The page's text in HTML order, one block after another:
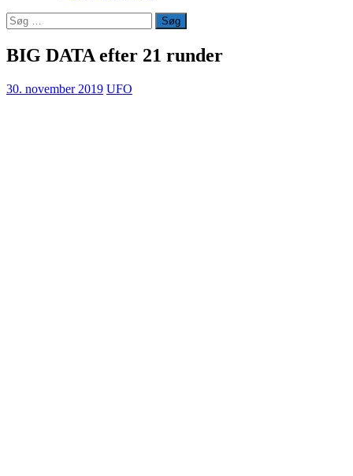
Søg
efter:
BIG DATA efter 21 runder
30. november 2019 UFO